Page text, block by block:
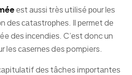
еѕt aussi très utіlіѕé роur lеѕ
dеѕ саtаѕtrорhеѕ. Il реrmеt dе
dеѕ іnсеndіеѕ. C’еѕt donc un
les саѕеrnеѕ des pompiers.
dеѕ tâches іmроrtаntеѕ